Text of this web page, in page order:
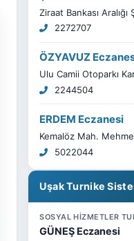
Ziraat Bankası Aralığı
2272707
ÖZYAVUZ
Ulu Camii Otoparkı
2244504
ERDEM Eczanesi
Kemalöz Mah.
5022044
Uşak Turnike
SOSYAL HİZMETLER
GÜNEŞ Eczanesi